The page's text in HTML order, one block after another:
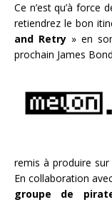
Ce n’est qu’à force
retiendrez le bon
and Retry » en
prochain James
remis à produire sur
En collaboration
groupe de